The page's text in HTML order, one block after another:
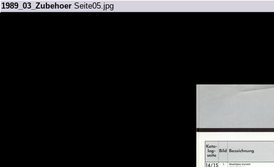
1989_03_ZubehoerSeite05.jpg